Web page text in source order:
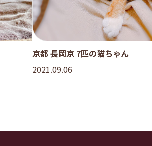
京都 長岡京 7匹の猫ちゃん
2021.09.06